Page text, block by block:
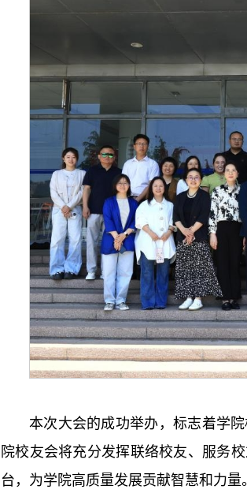
本次大会的成功举办，标志着学
院校友会将充分发挥联络校友、服务
台，为学院高质量发展贡献智慧和力量。